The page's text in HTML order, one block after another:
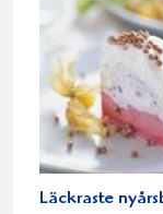
Läckraste